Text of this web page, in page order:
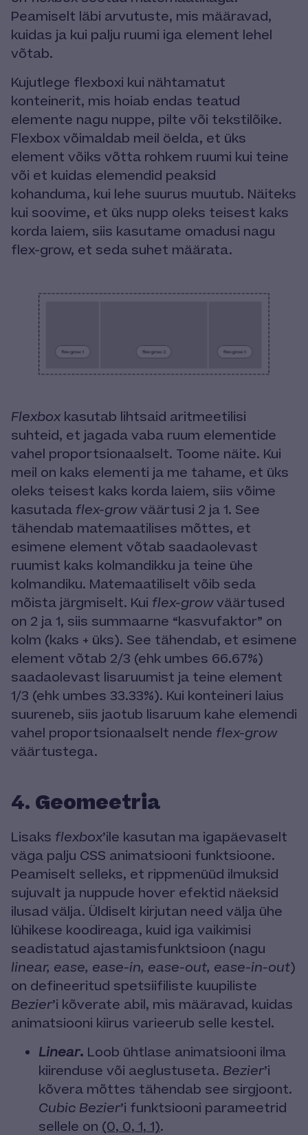
Peamiselt läbi arvutuste, mis määravad,
kuidas ja kui palju ruumi iga element lehel
võtab.
Kujutlege flexboxi kui nähtamatut
konteinerit, mis hoiab endas teatud
elemente nagu nuppe, pilte või tekstilõike.
Flexbox võimaldab meil öelda, et üks
element võiks võtta rohkem ruumi kui teine
või et kuidas elemendid peaksid
kohanduma, kui lehe suurus muutub. Näiteks
kui soovime, et üks nupp oleks teisest kaks
korda laiem, siis kasutame omadusi nagu
flex-grow, et seda suhet määrata.
Flexbox kasutab lihtsaid aritmeetilisi
suhteid, et jagada vaba ruum elementide
vahel proportsionaalselt. Toome näite. Kui
meil on kaks elementi ja me tahame, et üks
oleks teisest kaks korda laiem, siis võime
kasutada flex-growväärtusi 2 ja 1. See
tähendab matemaatilises mõttes, et
esimene element võtab saadaolevast
ruumist kaks kolmandikku ja teine ühe
kolmandiku. Matemaatiliselt võib seda
mõista järgmiselt. Kui flex-growväärtused
on 2 ja 1, siis summaarne “kasvufaktor” on
kolm (kaks + üks). See tähendab, et esimene
element võtab 2/3 (ehk umbes 66.67%)
saadaolevast lisaruumist ja teine element
1/3 (ehk umbes 33.33%). Kui konteineri laius
suureneb, siis jaotub lisaruum kahe elemendi
vahel proportsionaalselt nende flex-grow
väärtustega.
4. Geomeetria
Lisaks flexbox’ile kasutan ma igapäevaselt
väga palju CSS animatsiooni funktsioone.
Peamiselt selleks, et rippmenüüd ilmuksid
sujuvalt ja nuppude hover efektid näeksid
ilusad välja. Üldiselt kirjutan need välja ühe
lühikese koodireaga, kuid iga vaikimisi
seadistatud ajastamisfunktsioon (nagu
linear, ease, ease-in, ease-out, ease-in-out)
on defineeritud spetsiifiliste kuupiliste
Bezier’i kõverate abil, mis määravad, kuidas
animatsiooni kiirus varieerub selle kestel.
Linear. Loob ühtlase animatsiooni ilma
kiirenduse või aeglustuseta. Bezier’i
kõvera mõttes tähendab see sirgjoont.
Cubic Bezier’i funktsiooni parameetrid
sellele on (0, 0, 1, 1).